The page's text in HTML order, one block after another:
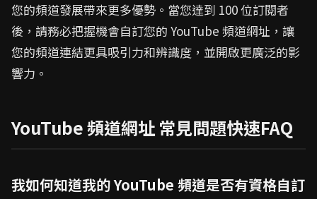
您的頻道發展帶來更多優勢。當您達到 100 位訂閱者
後，請務必把握機會自訂您的 YouTube 頻道網址，讓
您的頻道連結更具吸引力和辨識度，並開啟更廣泛的影
響力。
YouTube 頻道網址 常見問題快速FAQ
我如何知道我的 YouTube 頻道是否有資格自訂